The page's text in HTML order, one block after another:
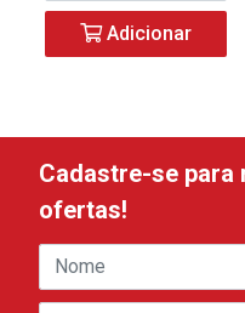
Adicionar
Cadastre-se para
ofertas!